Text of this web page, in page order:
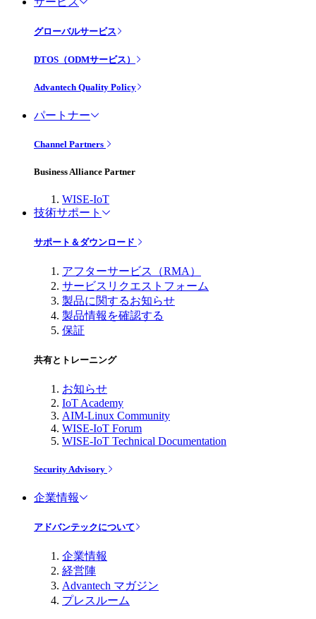
グローバルサービス
DTOS（ODMサービス）
Advantech Quality Policy
パートナー
Channel Partners
Business Alliance Partner
WISE-IoT
技術サポート
サポート＆ダウンロード
アフターサービス（RMA）
サービスリクエストフォーム
製品に関するお知らせ
製品情報を確認する
保証
共有とトレーニング
お知らせ
IoT Academy
AIM-Linux Community
WISE-IoT Forum
WISE-IoT Technical Documentation
Security Advisory
企業情報
アドバンテックについて
企業情報
経営陣
Advantech マガジン
プレスルーム